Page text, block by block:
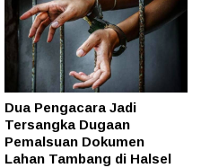
Dua Pengacara Jadi
Tersangka Dugaan
Pemalsuan Dokumen
Lahan Tambang di Halsel